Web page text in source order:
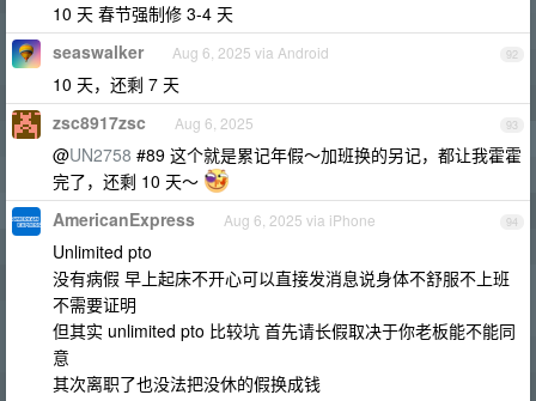
10 天 春节强制修 3-4 天
92
seaswalker Aug 6, 2025 via Android
10 天，还剩 7 天
93
zsc8917zsc Aug 6, 2025
@UN2758 #89 这个就是累记年假～加班换的另记，都让我霍霍
完了，还剩 10 天～
94
AmericanExpress Aug 6, 2025 via iPhone
Unlimited pto
没有病假 早上起床不开心可以直接发消息说身体不舒服不上班
不需要证明
但其实 unlimited pto 比较坑 首先请长假取决于你老板能不能同
意
其次离职了也没法把没休的假换成钱